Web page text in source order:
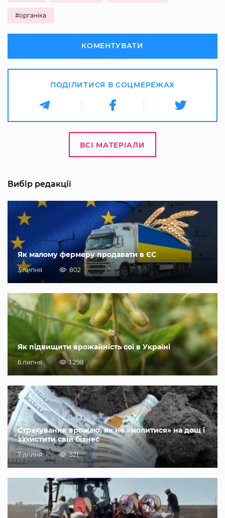
#органіка
КОМЕНТУВАТИ
ПОДІЛИТИСЯ В СОЦМЕРЕЖАХ
ВСІ МАТЕРІАЛИ
Вибір редакції
Як малому фермеру продавати в ЄС
3 липня 802
Як підвищити врожайність сої в Україні
6 липня 1 298
Страхування врожаю, як не «молитися» на дощ і
захистити свій бізнес
7 липня 521